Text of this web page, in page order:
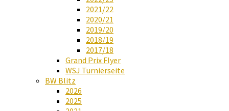
2021/22
2020/21
2019/20
2018/19
2017/18
Grand Prix Flyer
WSJ Turnierseite
BW Blitz
2026
2025